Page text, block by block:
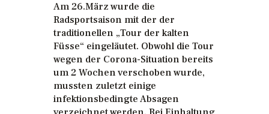
Am 26.März wurde die
Radsportsaison mit der der
traditionellen „Tour der kalten
Füsse“ eingeläutet. Obwohl die Tour
wegen der Corona-Situation bereits
um 2 Wochen verschoben wurde,
mussten zuletzt einige
infektionsbedingte Absagen